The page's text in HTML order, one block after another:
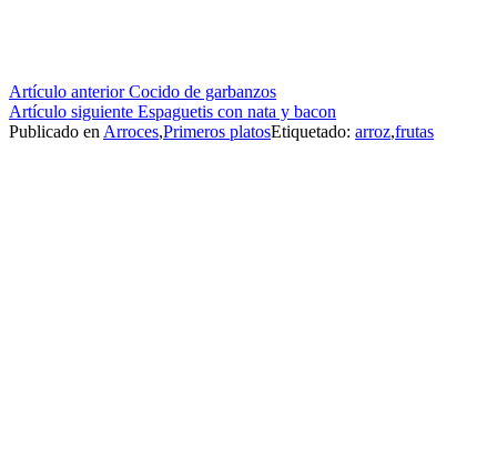
Seguir
leyendo
Artículo anteriorCocido de garbanzos
Artículo siguiente Espaguetis con nata y bacon
Publicado en Arroces,Primeros platosEtiquetado: arroz,frutas